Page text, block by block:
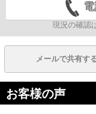
現況の確認
メールで共有す
お客様の声